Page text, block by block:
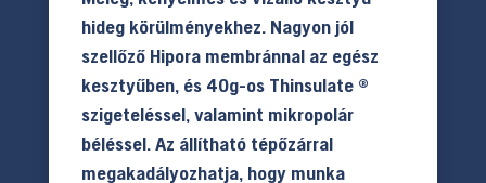
hideg körülményekhez. Nagyon jól
szellőző Hipora membránnal az egész
kesztyűben, és 40g-os Thinsulate ®
szigeteléssel, valamint mikropolár
béléssel. Az állítható tépőzárral
megakadályozhatja, hogy munka